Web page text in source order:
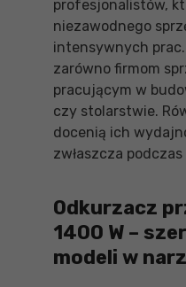
profesjonalistów,
niezawodnego
intensywnych
zarówno firmom
pracującym w
czy stolarstwie.
docenią ich
zwłaszcza
Odkurzacz
1400 W –
modeli w